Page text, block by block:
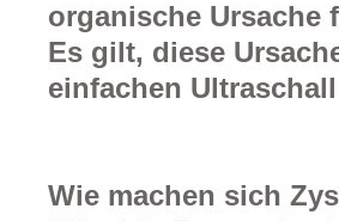
organische Ursache
Es gilt, diese
einfachen
Wie machen sich